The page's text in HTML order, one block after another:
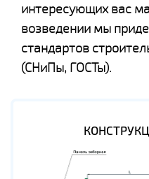
интересующих вас
возведении мы
стандартов
(СНиПы, ГОСТы).